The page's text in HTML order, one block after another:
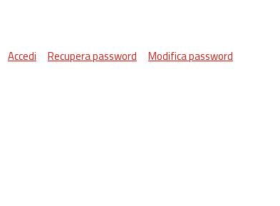
Accedi Recupera password Modifica password